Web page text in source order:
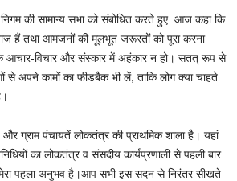
की सामान्य सभा को संबोधित करते हुए आज कहा कि
हैं तथा आमजनों की मूलभूत जरूरतों को पूरा करना
आचार-विचार और संस्कार में अहंकार न हो। सतत् रूप से
से अपने कामों का फीडबैक भी लें, ताकि लोग क्या चाहते
और ग्राम पंचायतें लोकतंत्र की प्राथमिक शाला है। यहां
का लोकतंत्र व संसदीय कार्यप्रणाली से पहली बार
पहला अनुभव है।आप सभी इस सदन से निरंतर सीखते